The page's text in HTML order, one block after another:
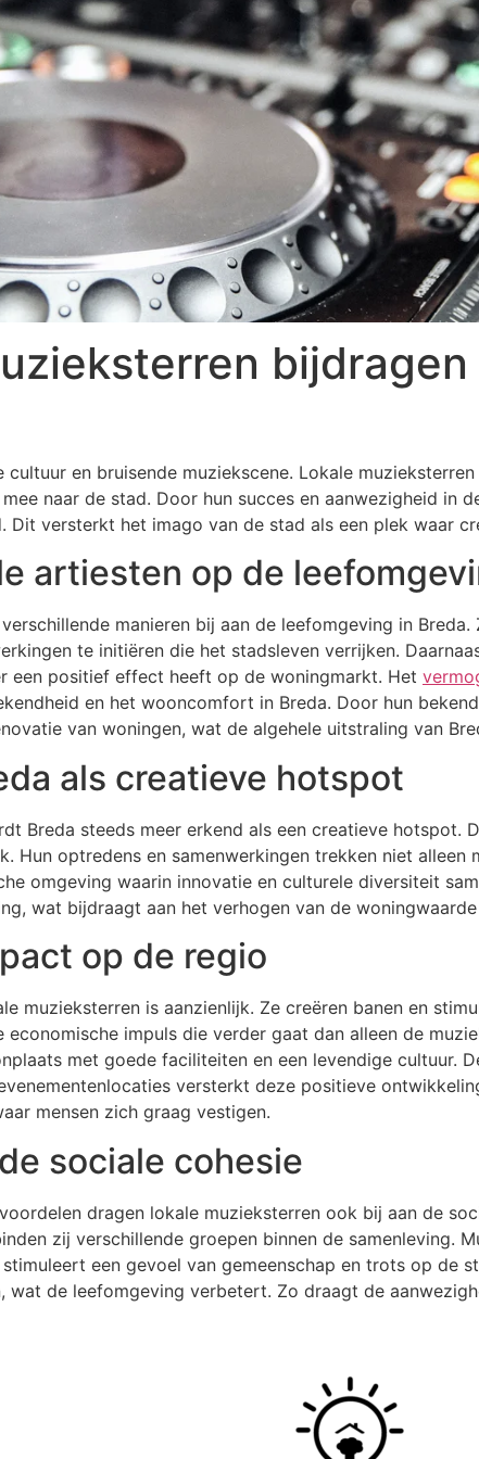
en bruisende muziekscene. Lokale
naar de stad. Door hun succes en aanwezigheid in
Dit versterkt het imago van de stad als een plek waar
artiesten op de
manieren bij aan de leefomgeving in
te initiëren die het stadsleven verrijken.
een positief effect heeft op de woningmarkt. Het
en het wooncomfort in Breda. Door hun
van woningen, wat de algehele uitstraling van
als creatieve hotspot
Breda steeds meer erkend als een creatieve hotspot.
Hun optredens en samenwerkingen trekken niet
omgeving waarin innovatie en culturele diversiteit
wat bijdraagt aan het verhogen van de
op de regio
muzieksterren is aanzienlijk. Ze creëren banen en
impuls die verder gaat dan alleen de
met goede faciliteiten en een levendige cultuur.
versterkt deze positieve
mensen zich graag vestigen.
sociale cohesie
dragen lokale muzieksterren ook bij aan de
zij verschillende groepen binnen de samenleving.
een gevoel van gemeenschap en trots op de
de leefomgeving verbetert. Zo draagt de